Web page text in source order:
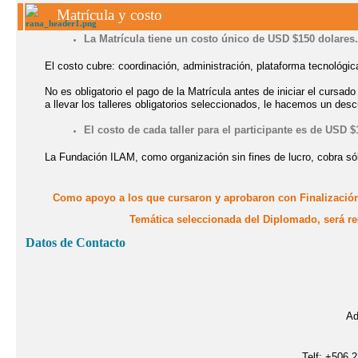
Matrícula y costo
La Matrícula tiene un costo único de USD $150 dolares.
El costo cubre: coordinación, administración, plataforma
No es obligatorio el pago de la Matrícula antes de iniciar el
a llevar los talleres obligatorios seleccionados, le hacemos un
El costo de cada taller para el participante es de USD
La Fundación ILAM, como organización sin fines de lucro, cobra
Como apoyo a los que cursaron y aprobaron con
Temática seleccionada del Diplomado, será
Datos de Contacto